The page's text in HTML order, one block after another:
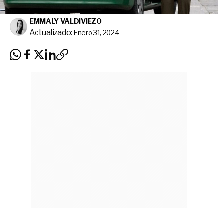
EMMALY VALDIVIEZO
Actualizado: Enero 31, 2024